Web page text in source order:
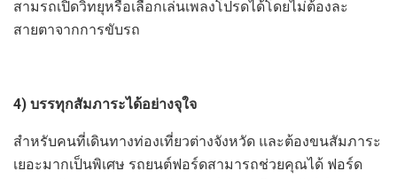
สามรถเปิดวิทยุหรือเลือกเล่นเพลงโปรดได้โดยไม่ต้องละ
สายตาจากการขับรถ
4) บรรทุกสัมภาระได้อย่างจุใจ
สำหรับคนที่เดินทางท่องเที่ยวต่างจังหวัด และต้องขนสัมภาระ
เยอะมากเป็นพิเศษ รถยนต์ฟอร์ดสามารถช่วยคุณได้ ฟอร์ด